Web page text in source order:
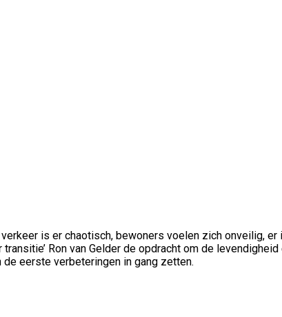
is er chaotisch, bewoners voelen zich onveilig, er
Ron van Gelder de opdracht om de levendigheid
eerste verbeteringen in gang zetten.